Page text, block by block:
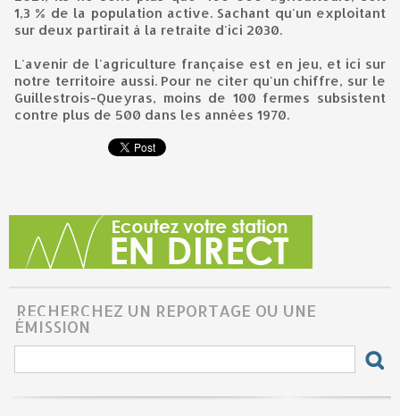
1,3 % de la population active. Sachant qu'un exploitant
sur deux partirait à la retraite d'ici 2030.
L'avenir de l'agriculture française est en jeu, et ici sur
notre territoire aussi. Pour ne citer qu'un chiffre, sur le
Guillestrois-Queyras, moins de 100 fermes subsistent
contre plus de 500 dans les années 1970.
RECHERCHEZ UN REPORTAGE OU UNE
ÉMISSION